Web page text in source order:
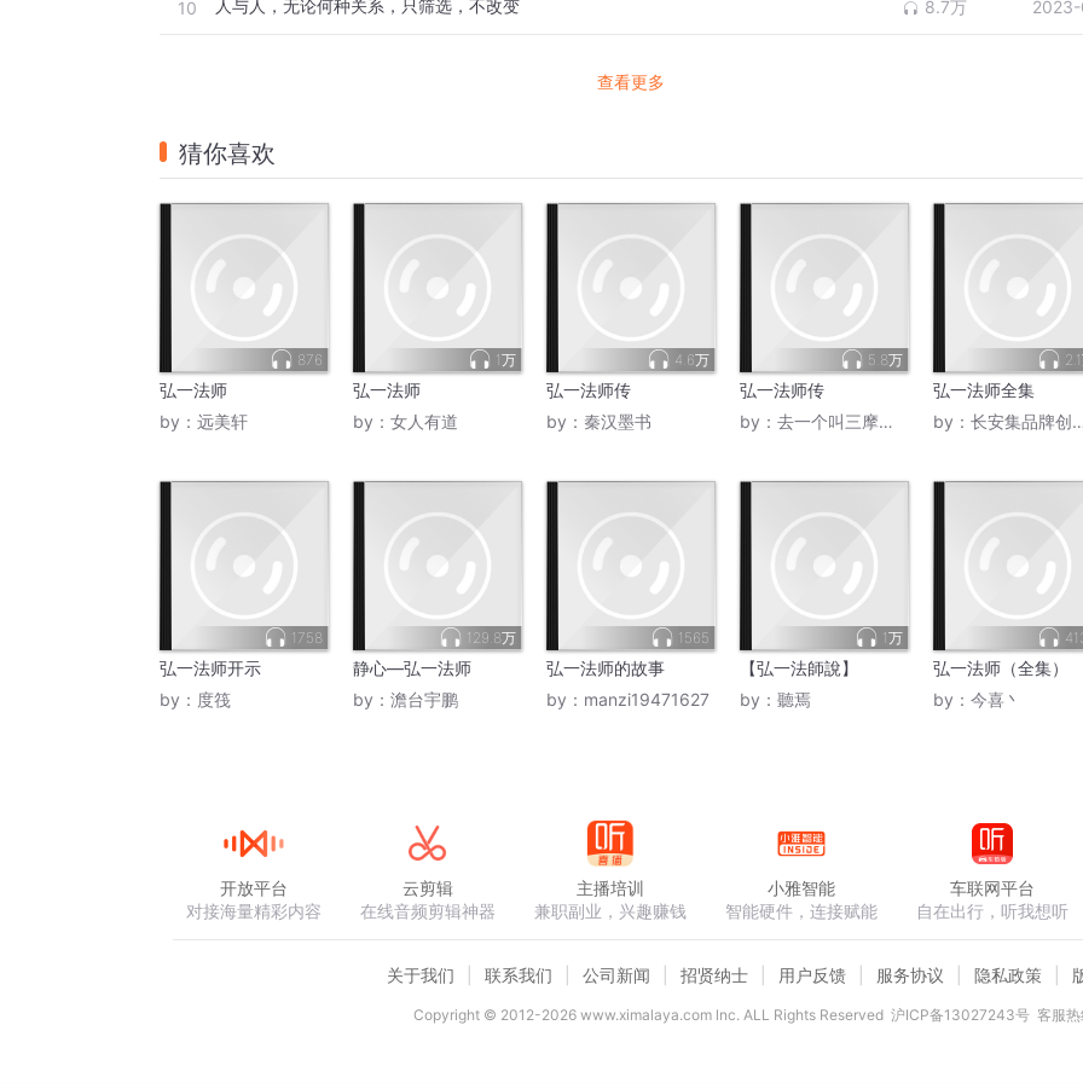
10 人与人，无论何种关系，只筛选，不改变 8.7万
查看更多
猜你喜欢
876
弘一法师
by： 远美轩
1万
弘一法师
by： 女人有道
4.6万
弘一法师传
by： 秦汉墨书
5.8万
弘一法师传
by： 去一个叫三摩地的地方
弘一法师全集
by： 长安集品牌创始人
1758
弘一法师开示
by： 度筏
129.8万
静心—弘一法师
by： 澹台宇鹏
1565
弘一法师的故事
by： manzi19471627
1万
【弘一法師說】
by： 聽焉
弘一法师（全集）
by： 今喜丶
开放平台
对接海量精彩内容
云剪辑
在线音频剪辑神器
主播培训
兼职副业，兴趣赚钱
小雅智能
智能硬件，连接赋能
车联网平台
自在出行，听我想听
关于我们 联系我们 公司新闻 招贤纳士 用户反馈 服务协议 隐私政策
Copyright © 2012-2026www.ximalaya.com lnc. ALL Rights Reserved 沪ICP备13027243号 客服